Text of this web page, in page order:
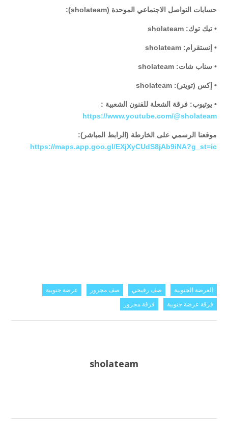
حسابات التواصل الاجتماعي الموحدة (sholateam):
• تيك توك: sholateam
• إنستقرام: sholateam
• سناب شات: sholateam
• إكس (تويتر): sholateam
• يوتيوب: فرقة الشعلة للفنون الشعبية :
https://www.youtube.com/@sholateam
موقعنا الرسمي على الخارطة (الرابط المباشر):
https://maps.app.goo.gl/EXjXyCUdS8jAb9iNA?g_st=ic
العرضة الجنوبية صف رفيحي صف مجرور
عرضة جنوبية
فرقة عرضة جنوبية
فرقة مجرور
sholateam